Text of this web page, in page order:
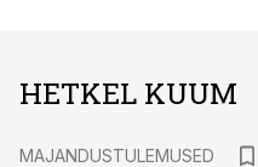
HETKEL KUUM
MAJANDUSTULEMUSED